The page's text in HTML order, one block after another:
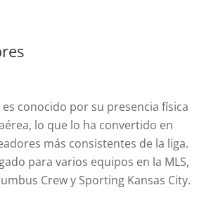
es conocido por su presencia física
lo que lo ha convertido en
más consistentes de la liga.
para varios equipos en la MLS,
Crew y Sporting Kansas City.